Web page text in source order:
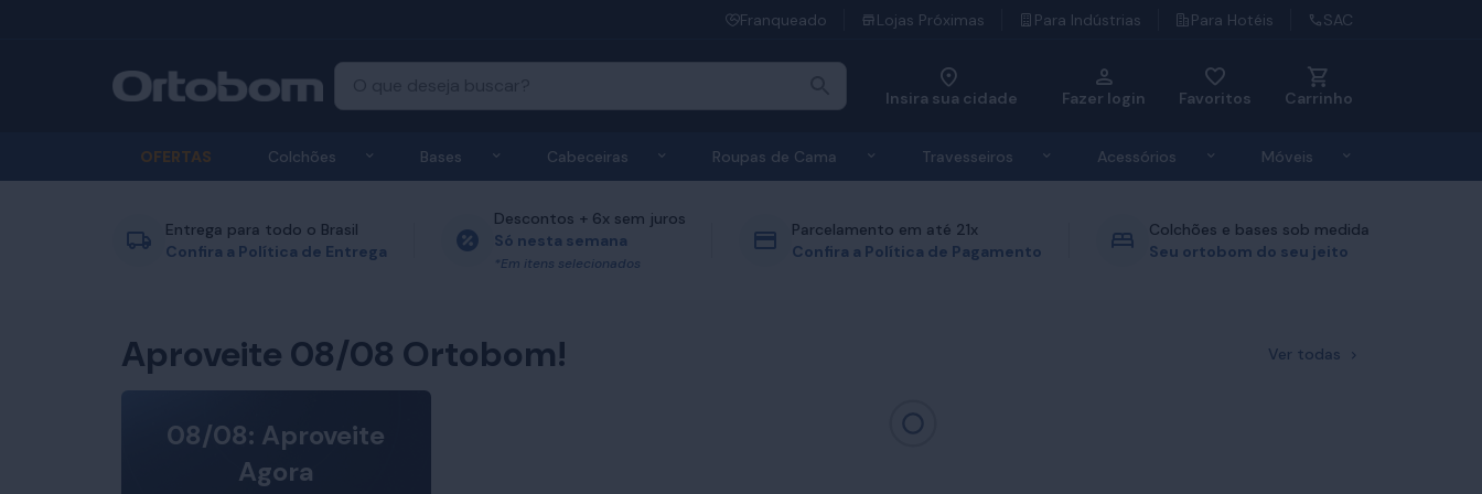
Franqueado Lojas Próximas Para Indústrias Para Hotéis SAC
Insira sua cidade Fazer login Favoritos Carrinho
OFERTAS Colchões Exibir submenu de Colchões
Bases Exibir submenu de Bases
Cabeceiras Exibir submenu de Cabeceiras
Roupas de Cama Exibir submenu de Roupas de Cama
Travesseiros Exibir submenu de Travesseiros
Acessórios Exibir submenu de Acessórios
Móveis
Entrega para todo o Brasil
Confira a Política de Entrega
Descontos + 6x sem juros
Só nesta semana
*Em itens selecionados
Parcelamento em até 21x
Confira a Política de Pagamento
Colchões e bases sob medida
Seu ortobom do seu jeito
Aproveite 08/08 Ortobom! Ver todas
08/08: Aproveite
Agora